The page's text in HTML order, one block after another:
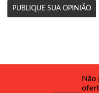
PUBLIQUE SUA OPINIÃO
Não